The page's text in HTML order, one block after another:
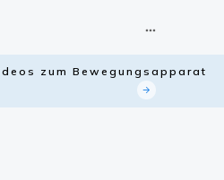
zum Bewegungsapparat